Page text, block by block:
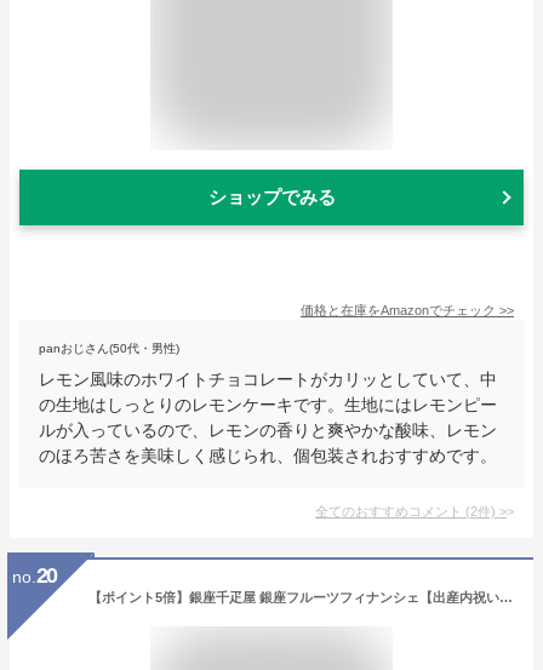
ショップでみる
価格と在庫をAmazonでチェック >>
panおじさん(50代・男性)
レモン風味のホワイトチョコレートがカリッとしていて、中
の生地はしっとりのレモンケーキです。生地にはレモンピー
ルが入っているので、レモンの香りと爽やかな酸味、レモン
のほろ苦さを美味しく感じられ、個包装されおすすめです。
全てのおすすめコメント (2件) >
no. 20
【ポイント5倍】銀座千疋屋 銀座フルーツフィナンシェ【出産内祝い 内祝い お祝い 結婚内祝い 人気 スイーツ】【出産祝い お返し 返礼】【洋菓子 焼き菓子 セレブ 芸能人御用達 ギフトセット 果実 スイーツセット 引き出物】【送料無料 送料込み】